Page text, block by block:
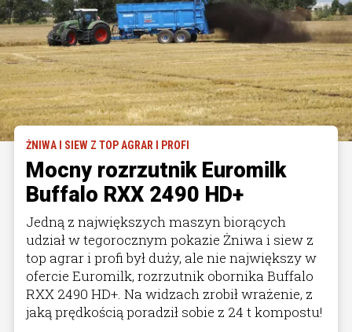
ŻNIWA I SIEW Z TOP AGRAR I PROFI
Mocny rozrzutnik Euromilk
Buffalo RXX 2490 HD+
Jedną z największych maszyn biorących
udział w tegorocznym pokazie Żniwa i siew z
top agrar i profi był duży, ale nie największy w
ofercie Euromilk, rozrzutnik obornika Buffalo
RXX 2490 HD+. Na widzach zrobił wrażenie, z
jaką prędkością poradził sobie z 24 t kompostu!